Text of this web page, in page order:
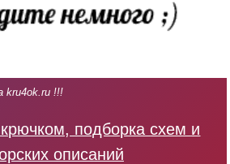
kru4ok.ru !!!
подборка схем и
описаний